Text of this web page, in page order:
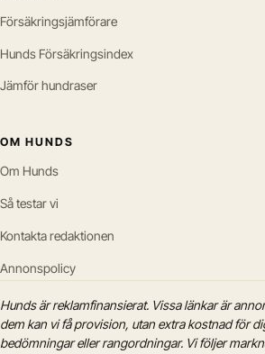
Försäkringsjämförare
Hunds Försäkringsindex
Jämför hundraser
OM HUNDS
Om Hunds
Så testar vi
Kontakta redaktionen
Annonspolicy
Hunds är reklamfinansierat. Vissa länkar är
dem kan vi få provision, utan extra kostnad för
bedömningar eller rangordningar. Vi följer